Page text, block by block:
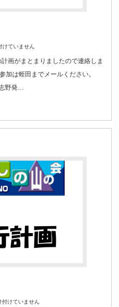
けていません
画がまとまりましたので連絡しま
加は蛭田までメールください。
野発…
付けていません